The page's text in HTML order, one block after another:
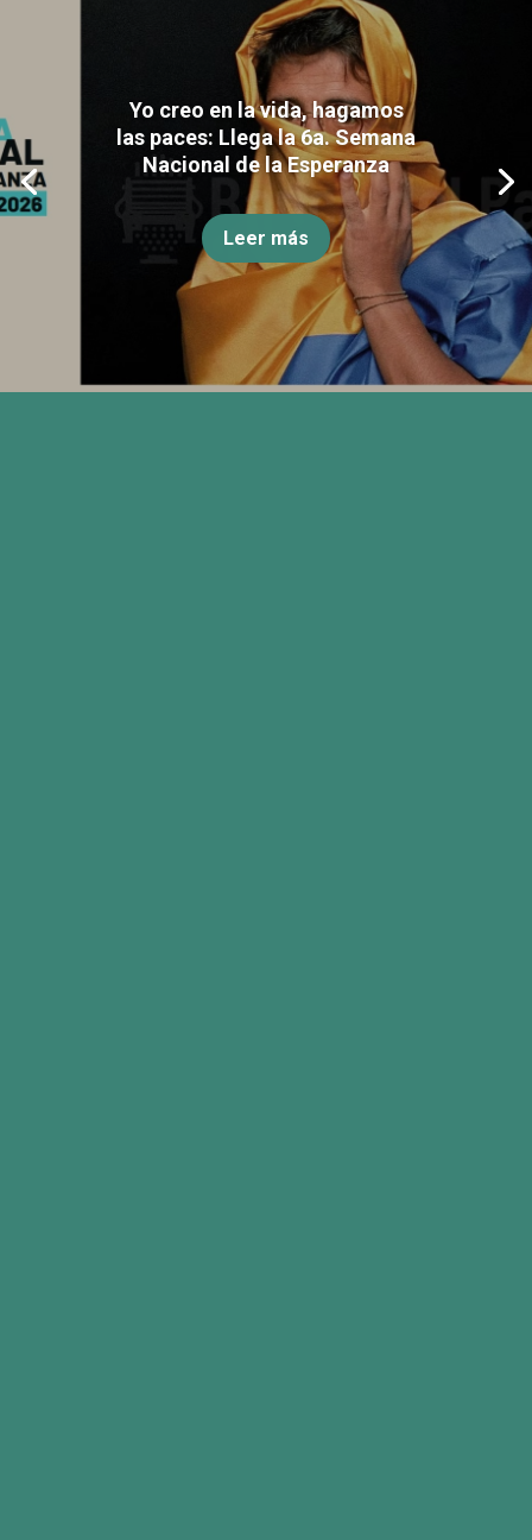
Yo creo en la vida, hagamos
las paces: Llega la 6a. Semana
Nacional de la Esperanza
Leer más